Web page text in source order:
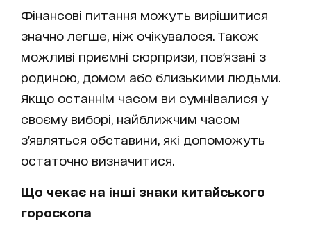
Фінансові питання можуть вирішитися
значно легше, ніж очікувалося. Також
можливі приємні сюрпризи, пов'язані з
родиною, домом або близькими людьми.
Якщо останнім часом ви сумнівалися у
своєму виборі, найближчим часом
з'являться обставини, які допоможуть
остаточно визначитися.
Що чекає на інші знаки китайського
гороскопа